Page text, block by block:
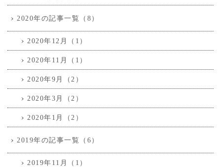
2020年の記事一覧（8）
2020年12月（1）
2020年11月（1）
2020年9月（2）
2020年3月（2）
2020年1月（2）
2019年の記事一覧（6）
2019年11月（1）